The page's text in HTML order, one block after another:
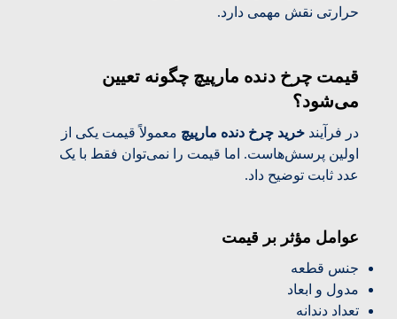
حرارتی نقش مهمی دارد.
قیمت چرخ دنده مارپیچ چگونه تعیین
می‌شود؟
در فرآیند خرید چرخ دنده مارپیچ معمولاً قیمت یکی از
اولین پرسش‌هاست. اما قیمت را نمی‌توان فقط با یک
عدد ثابت توضیح داد.
عوامل مؤثر بر قیمت
جنس قطعه
مدول و ابعاد
تعداد دندانه